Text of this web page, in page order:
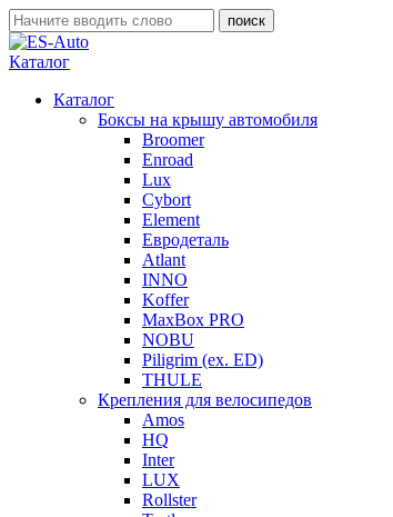
Каталог
Каталог
Боксы на крышу автомобиля
Broomer
Enroad
Lux
Cybort
Element
Евродеталь
Atlant
INNO
Koffer
MaxBox PRO
NOBU
Piligrim (ex. ED)
THULE
Крепления для велосипедов
Amos
HQ
Inter
LUX
Rollster